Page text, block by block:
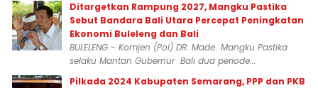
Ditargetkan Rampung 2027, Mangku Pastika
Sebut Bandara Bali Utara Percepat Peningkatan
Ekonomi Buleleng dan Bali
BULELENG - Komjen (Pol) DR. Made Mangku Pastika
selaku Mantan Gubernur Bali dua periode...
Pilkada 2024 Kabupaten Semarang, PPP dan PKB